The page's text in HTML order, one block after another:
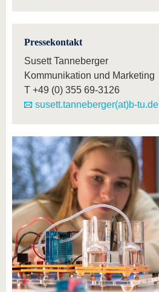
Pressekontakt
Susett Tanneberger
Kommunikation und Marketing
T +49 (0) 355 69-3126
susett.tanneberger(at)b-tu.de